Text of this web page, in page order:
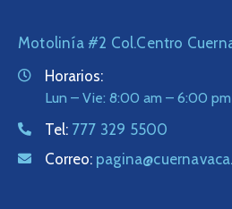
Motolinía #2 Col.Centro
Horarios:
Lun – Vie: 8:00 am – 6:00 pm
Tel: 777 329 5500
Correo: